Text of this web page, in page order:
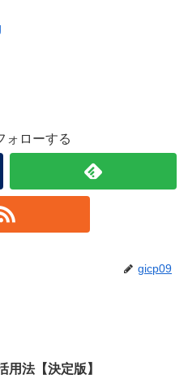
ォローする
gicp09
用法【決定版】